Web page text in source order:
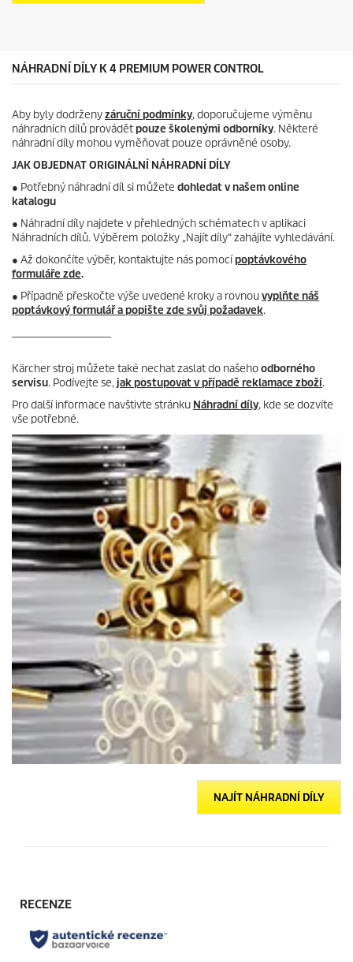
NÁHRADNÍ DÍLY K 4 PREMIUM POWER CONTROL
Aby byly dodrženyzáruční podmínky, doporučujeme výměnu
náhradních dílů provádětpouze školenými odborníky. Některé
náhradní díly mohou vyměňovat pouze oprávněné osoby.
JAK OBJEDNAT ORIGINÁLNÍ NÁHRADNÍ DÍLY
● Potřebný náhradní díl si můžete dohledat v našem online
katalogu
● Náhradní díly najdete v přehledných schématech v aplikaci
Náhradních dílů. Výběrem položky „Najít díly“ zahájíte vyhledávání.
● Až dokončíte výběr, kontaktujte nás pomocípoptávkového
formuláře zde.
● Případně přeskočte výše uvedené kroky a rovnouvyplňte náš
poptávkový formulář a popište zde svůj požadavek.
Kärcher stroj můžete také nechat zaslat do našehoodborného
servisu. Podívejte se,jak postupovat v případě reklamace zboží.
Pro další informace navštivte stránku Náhradní díly, kde se dozvíte
vše potřebné.
NAJÍT NÁHRADNÍ DÍLY